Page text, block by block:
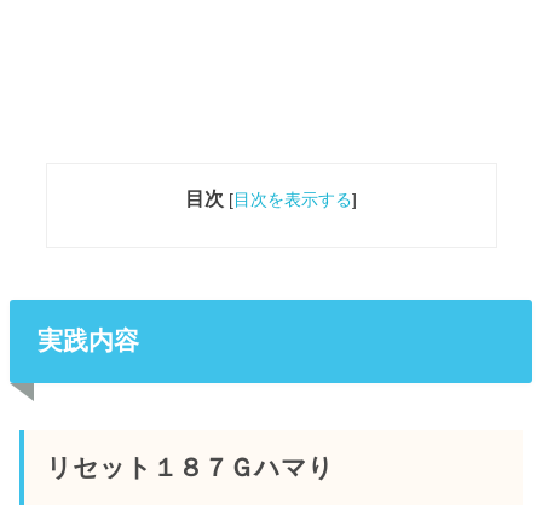
目次 [目次を表示する]
実践内容
リセット１８７Ｇハマり